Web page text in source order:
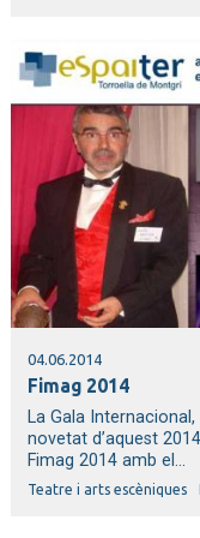
04.06.2014
Fimag 2014
La Gala
novetat d’aquest
Fimag 2014 amb el...
Teatre i arts escèniques